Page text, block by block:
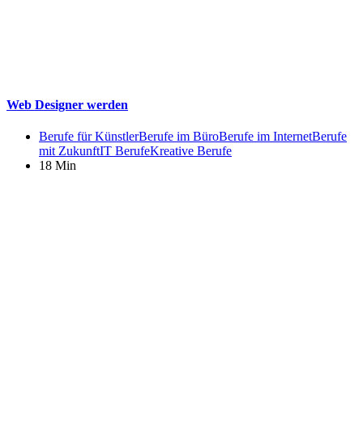
Web Designer werden
Berufe für KünstlerBerufe im BüroBerufe im InternetBerufe
mit ZukunftIT BerufeKreative Berufe
18 Min